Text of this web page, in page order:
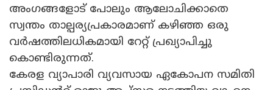
അംഗങ്ങളോട് പോലും ആലോചിക്കാതെ
സ്വന്തം താല്പര്യപ്രകാരമാണ് കഴിഞ്ഞ ഒരു
വർഷത്തിലധികമായി റേറ്റ് പ്രഖ്യാപിച്ചു
കൊണ്ടിരുന്നത്.
കേരള വ്യാപാരി വ്യവസായ ഏകോപന സമിതി